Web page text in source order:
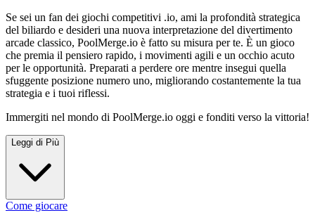
Se sei un fan dei giochi competitivi .io, ami la profondità strategica
del biliardo e desideri una nuova interpretazione del divertimento
arcade classico, PoolMerge.io è fatto su misura per te. È un gioco
che premia il pensiero rapido, i movimenti agili e un occhio acuto
per le opportunità. Preparati a perdere ore mentre insegui quella
sfuggente posizione numero uno, migliorando costantemente la tua
strategia e i tuoi riflessi.
Immergiti nel mondo di PoolMerge.io oggi e fonditi verso la vittoria!
Leggi di Più
Come giocare